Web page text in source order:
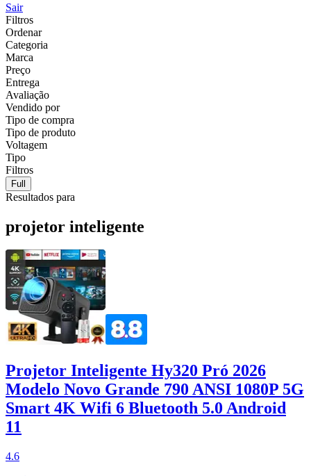
Sair
Filtros
Ordenar
Categoria
Marca
Preço
Entrega
Avaliação
Vendido por
Tipo de compra
Tipo de produto
Voltagem
Tipo
Filtros
Full
Resultados para
projetor inteligente
Projetor Inteligente Hy320 Pró 2026
Modelo Novo Grande 790 ANSI 1080P 5G
Smart 4K Wifi 6 Bluetooth 5.0 Android
11
4.6